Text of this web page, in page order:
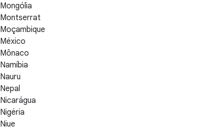
Mongólia
Montserrat
Moçambique
México
Mônaco
Namíbia
Nauru
Nepal
Nicarágua
Nigéria
Niue